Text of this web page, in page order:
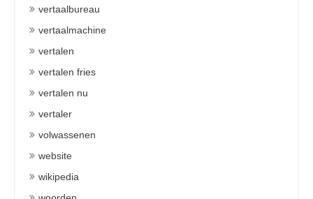
vertaalbureau
vertaalmachine
vertalen
vertalen fries
vertalen nu
vertaler
volwassenen
website
wikipedia